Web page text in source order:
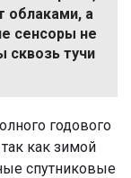
облаками, а
сенсоры не
сквозь тучи
годового
как зимой
спутниковые